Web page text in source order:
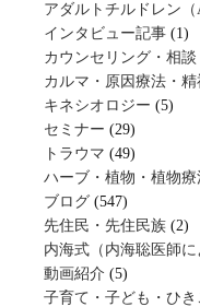
アダルトチルドレン（
インタビュー記事 (1)
カウンセリング・相
カルマ・原因療法・
キネシオロジー (5)
セミナー (29)
トラウマ (49)
ハーブ・植物・植物療
ブログ (547)
先住民・先住民族 (2)
内海式（内海聡医師に
動画紹介 (5)
子育て・子ども・ひき